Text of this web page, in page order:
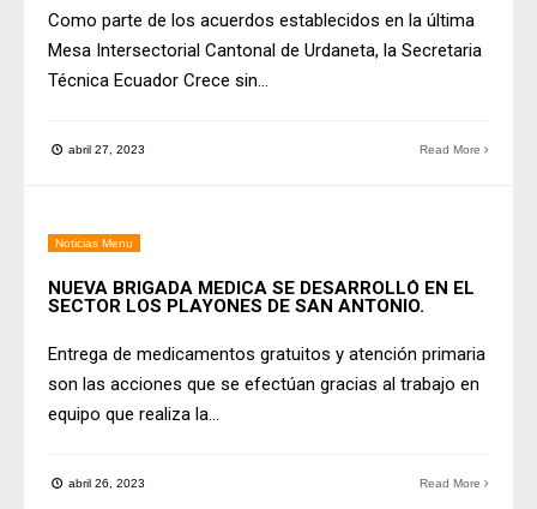
Como parte de los acuerdos establecidos en la última
Mesa Intersectorial Cantonal de Urdaneta, la Secretaria
Técnica Ecuador Crece sin...
abril 27, 2023 Read More
Noticias Menu
NUEVA BRIGADA MEDICA SE DESARROLLÓ EN EL
SECTOR LOS PLAYONES DE SAN ANTONIO.
Entrega de medicamentos gratuitos y atención primaria
son las acciones que se efectúan gracias al trabajo en
equipo que realiza la...
abril 26, 2023 Read More